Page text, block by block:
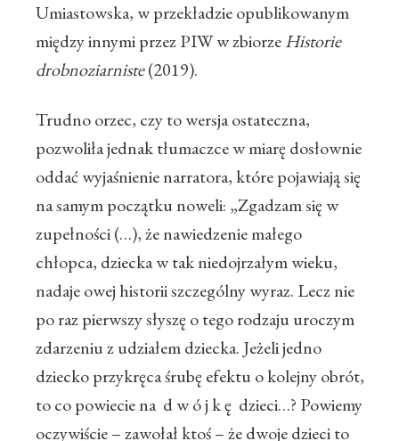
Umiastowska, w przekładzie opublikowanym
między innymi przez PIW w zbiorzeHistorie
drobnoziarniste(2019).
Trudno orzec, czy to wersja ostateczna,
pozwoliła jednak tłumaczce w miarę dosłownie
oddać wyjaśnienie narratora, które pojawiają się
na samym początku noweli: „Zgadzam się w
zupełności (…), że nawiedzenie małego
chłopca, dziecka w tak niedojrzałym wieku,
nadaje owej historii szczególny wyraz. Lecz nie
po raz pierwszy słyszę o tego rodzaju uroczym
zdarzeniu z udziałem dziecka. Jeżeli jedno
dziecko przykręca śrubę efektu o kolejny obrót,
to co powiecie na d w ó j k ę dzieci…? Powiemy
oczywiście – zawołał ktoś – że dwoje dzieci to